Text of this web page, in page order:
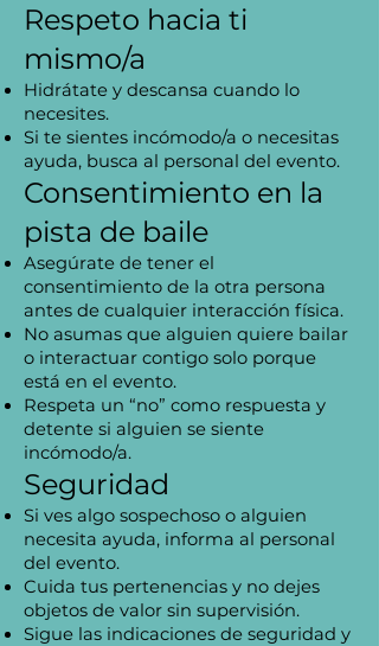
Respeto hacia ti
mismo/a
Hidrátate y descansa cuando lo
necesites.
Si te sientes incómodo/a o necesitas
ayuda, busca al personal del evento.
Consentimiento en la
pista de baile
Asegúrate de tener el
consentimiento de la otra persona
antes de cualquier interacción física.
No asumas que alguien quiere bailar
o interactuar contigo solo porque
está en el evento.
Respeta un “no” como respuesta y
detente si alguien se siente
incómodo/a.
Seguridad
Si ves algo sospechoso o alguien
necesita ayuda, informa al personal
del evento.
Cuida tus pertenencias y no dejes
objetos de valor sin supervisión.
Sigue las indicaciones de seguridad y